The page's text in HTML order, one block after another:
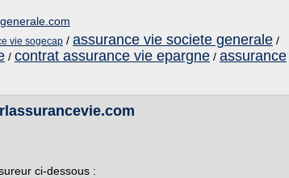
vie sogecap / assurance vie societe generale /
/ contrat assurance vie epargne / assurance
ci-dessous :